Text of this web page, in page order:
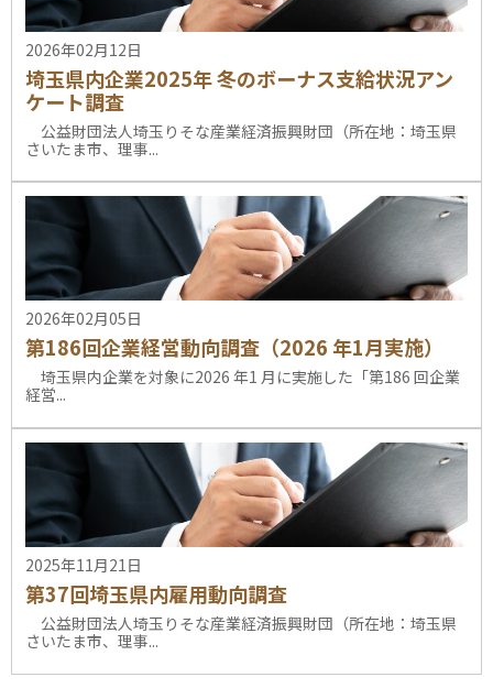
2026年02月12日
埼玉県内企業2025年 冬のボーナス支給状況アン
ケート調査
公益財団法人埼玉りそな産業経済振興財団（所在地：埼玉県
さいたま市、理事...
2026年02月05日
第186回企業経営動向調査（2026 年1月実施）
埼玉県内企業を対象に2026 年1 月に実施した「第186 回企業
経営...
2025年11月21日
第37回埼玉県内雇用動向調査
公益財団法人埼玉りそな産業経済振興財団（所在地：埼玉県
さいたま市、理事...